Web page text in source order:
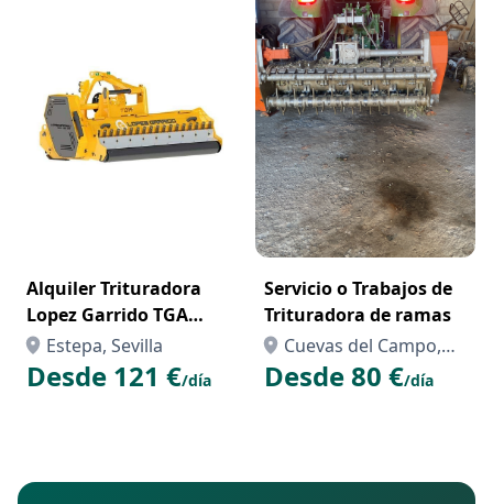
Alquiler Trituradora
Lopez Garrido TGA
2200Estepa, Sevilla
Desde 121 €/día
Servicio o Trabajos de
Trituradora de ramas
Cuevas del Campo,
Granada
Desde 80 €/día